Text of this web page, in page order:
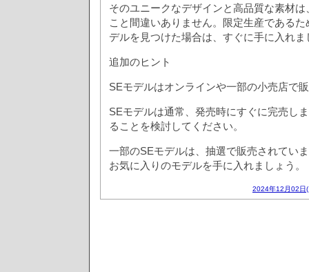
そのユニークなデザインと高品質な素材
こと間違いありません。限定生産である
デルを見つけた場合は、すぐに手に入れま
追加のヒント
SEモデルはオンラインや一部の小売店で
SEモデルは通常、発売時にすぐに完売し
ることを検討してください。
一部のSEモデルは、抽選で販売されてい
お気に入りのモデルを手に入れましょう。
2024年12月02日